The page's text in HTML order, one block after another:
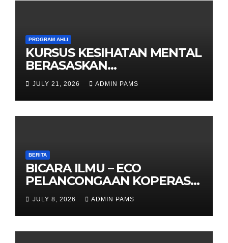
PROGRAM AHLI
KURSUS KESIHATAN MENTAL
BERASASKAN
HYPNOTHERAPY GERAN
OLEH KPWKKK SARAWAK
JULY 21, 2026 ADMIN PAMS
BERITA
BICARA ILMU – ECO
PELANCONGAAN KOPERASI –
DARI ALAM KE EKONOMI
KOMUNITI
JULY 8, 2026 ADMIN PAMS